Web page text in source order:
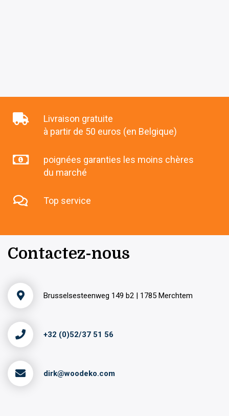
Livraison gratuite
à partir de 50 euros (en Belgique)
poignées garanties les moins chères
du marché
Top service
Contactez-nous
Brusselsesteenweg 149 b2 | 1785 Merchtem
+32 (0)52/37 51 56
dirk@woodeko.com